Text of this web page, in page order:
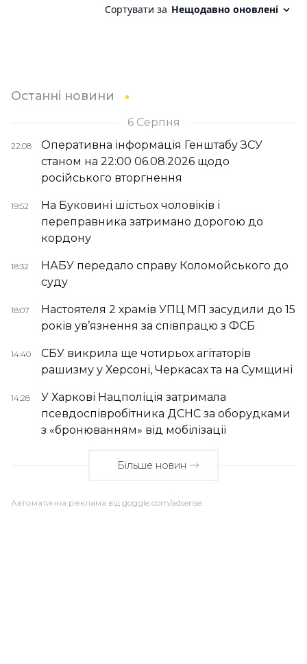
Останні новини
6 Серпня
22:08
Оперативна інформація Генштабу ЗСУ
станом на 22:00 06.08.2026 щодо
російського вторгнення
19:52
На Буковині шістьох чоловіків і
переправника затримано дорогою до
кордону
18:32
НАБУ передало справу Коломойського до
суду
18:07
Настоятеля 2 храмів УПЦ МП засудили до 15
років ув’язнення за співпрацю з ФСБ
14:40
СБУ викрила ще чотирьох агітаторів
рашизму у Херсоні, Черкасах та на Сумщині
14:28
У Харкові Нацполіція затримала
псевдоспівробітника ДСНС за оборудками
з «бронюванням» від мобілізації
Більше новин
Автоматична реклама від goggle.com/adsense: